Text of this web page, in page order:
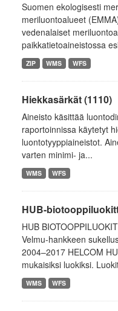
Suomen ekologisesti
meriluontoalueet
vedenalaiset
paikkatietoaineistossa
ZIP WMS WFS
Hiekkasärkät (1110)
Aineisto käsittää
raportoinnissa käytetyt
luontotyyppiaineistot.
varten minimi- ja...
WMS WFS
HUB-
HUB
Velmu-hankkeen
2004–2017 HELCOM
mukaisiksi luokiksi.
WMS WFS